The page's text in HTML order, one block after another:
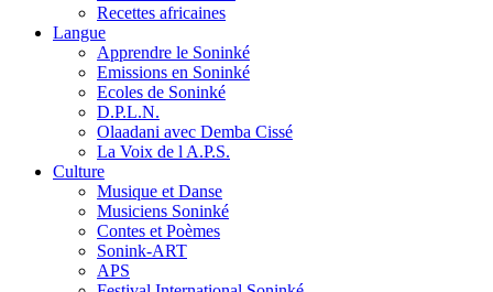
Recettes africaines
Langue
Apprendre le Soninké
Emissions en Soninké
Ecoles de Soninké
D.P.L.N.
Olaadani avec Demba Cissé
La Voix de l A.P.S.
Culture
Musique et Danse
Musiciens Soninké
Contes et Poèmes
Sonink-ART
APS